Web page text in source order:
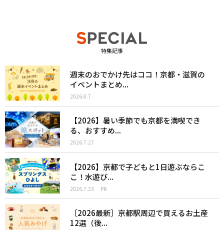
特集記事
週末のおでかけ先はココ！京都・滋賀の
イベントまとめ...
2026.8.7
【2026】暑い季節でも京都を満喫でき
る、おすすめ...
2026.7.27
【2026】京都で子どもと1日遊ぶならこ
こ！水遊び...
2026.7.23 PR
［2026最新］京都駅周辺で買えるお土産
12選（後...